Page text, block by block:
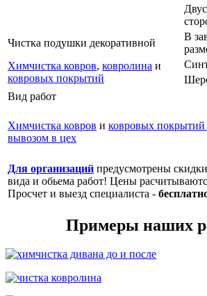
Чистка подушки декоративной
В
Химчистка ковров, ковролина и
ковровых покрытий
Вид работ
Химчистка ковров и ковровых покрытий
вывозом в цех
Для организаций предусмотрены
вида и обьема работ! Цены
Просчет и выезд специалиста -
Примеры наших